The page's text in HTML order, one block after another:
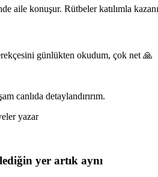
aile konuşur. Rütbeler katılımla
günlükten okudum, çok net 🙏
canlıda detaylandırırım.
yazar
yer artık aynı